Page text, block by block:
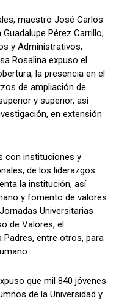
maestro José Carlos
Pérez Carrillo,
y Administrativos,
Rosalina expuso el
la presencia en el
de ampliación de
y superior, así
en extensión
con instituciones y
de los liderazgos
la institución, así
y fomento de valores
Universitarias
de Valores, el
Padres, entre otros, para
que mil 840 jóvenes
de la Universidad y